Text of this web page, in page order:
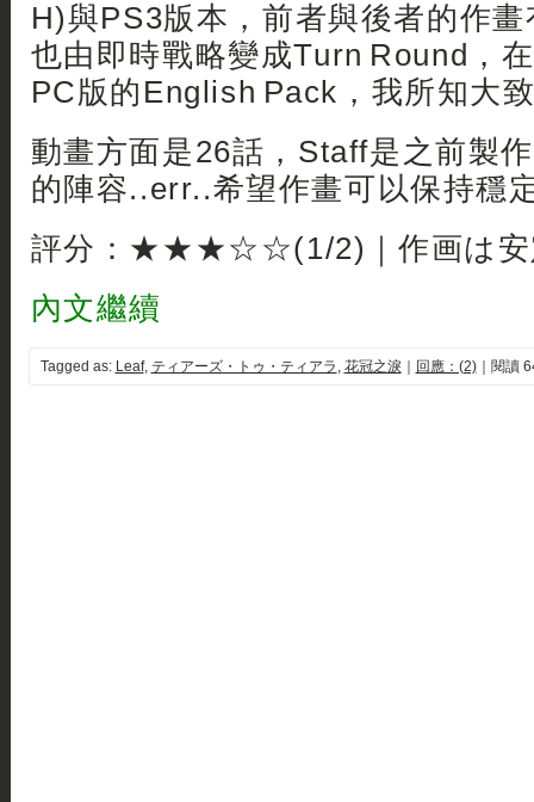
H)與PS3版本，前者與後者的作
也由即時戰略變成Turn Round，
PC版的English Pack，我所知大
動畫方面是26話，Staff是之前製
的陣容..err..希望作畫可以保持穩
評分：★★★☆☆(1/2)｜作画は安
內文繼續
Tagged as: Leaf, ティアーズ・トゥ・ティアラ , 花冠之淚｜ 回應：(2)｜閱讀